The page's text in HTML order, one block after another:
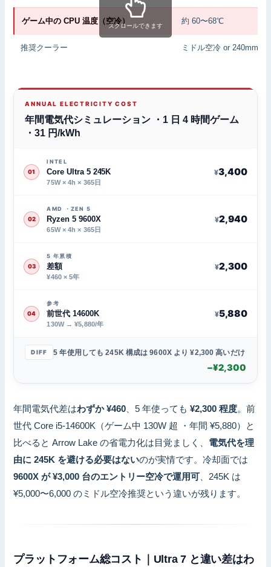
ゲーム中の CPU 温度（空冷） 約 60〜68℃
推奨クーラー ミドル空冷 or 240mm 水
スクロールできます
ANNUAL ELECTRICITY COST
年間電気代シミュレーション ・1 日 4 時間ゲーム
・31 円/kWh
01
INTEL
Core Ultra 5 245K
75W × 4h × 365日
¥3,400
02
AMD ・ZEN 5
Ryzen 5 9600X
65W × 4h × 365日
¥2,940
03
5 年累積
差額
¥460 × 5年
¥2,300
04
参考
前世代 14600K
130W → ¥5,880/年
¥5,880
DIFF 5 年使用しても 245K 構成は 9600X より ¥2,300 高いだけ
−¥2,300
年間電気代差はわずか ¥460 、5 年使っても¥2,300 程度。前
世代 Core i5-14600K（ゲーム中 130W 超 ・年間 ¥5,880）と
比べると Arrow Lake の省電力化は目覚ましく、 電気代を理
由に 245K を避ける必要はないのが実情です。冷却面では
9600X が ¥3,000 台のエントリー空冷で運用可 、245K は
¥5,000〜6,000 のミドル空冷推奨という違いが残ります。
プラットフォーム総コスト｜Ultra 7 と違い差はわ